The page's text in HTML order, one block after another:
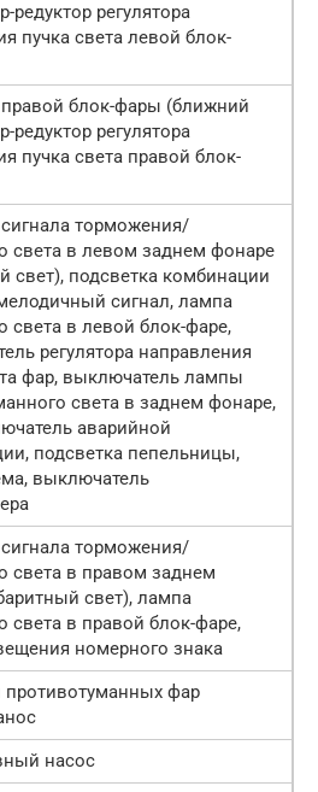
редуктор регулятора
пучка света левой блок-
блок-фары (ближний
редуктор регулятора
пучка света правой блок-
торможения/
света в левом заднем фонаре
свет), подсветка комбинации
сигнал, лампа
света в левой блок-фаре,
регулятора направления
фар, выключатель лампы
света в заднем фонаре,
аварийной
подсветка пепельницы,
выключатель
торможения/
света в правом заднем
свет), лампа
света в правой блок-фаре,
номерного знака
фар
насос